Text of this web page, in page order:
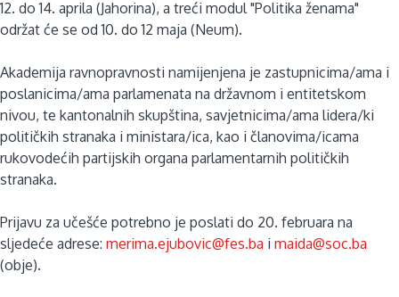
12. do 14. aprila (Jahorina), a treći modul "Politika ženama"
održat će se od 10. do 12 maja (Neum).
Akademija ravnopravnosti namijenjena je zastupnicima/ama i
poslanicima/ama parlamenata na državnom i entitetskom
nivou, te kantonalnih skupština, savjetnicima/ama lidera/ki
političkih stranaka i ministara/ica, kao i članovima/icama
rukovodećih partijskih organa parlamentarnih političkih
stranaka.
Prijavu za učešće potrebno je poslati do 20. februara na
sljedeće adrese: merima.ejubovic@fes.ba i maida@soc.ba
(obje).